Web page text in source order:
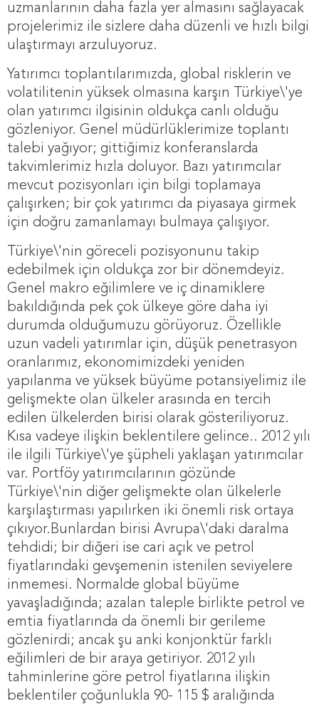
uzmanlarının daha fazla yer almasını sağlayacak
projelerimiz ile sizlere daha düzenli ve hızlı bilgi
ulaştırmayı arzuluyoruz.
Yatırımcı toplantılarımızda, global risklerin ve
volatilitenin yüksek olmasına karşın Türkiye\'ye
olan yatırımcı ilgisinin oldukça canlı olduğu
gözleniyor. Genel müdürlüklerimize toplantı
talebi yağıyor; gittiğimiz konferanslarda
takvimlerimiz hızla doluyor. Bazı yatırımcılar
mevcut pozisyonları için bilgi toplamaya
çalışırken; bir çok yatırımcı da piyasaya girmek
için doğru zamanlamayı bulmaya çalışıyor.
Türkiye\'nin göreceli pozisyonunu takip
edebilmek için oldukça zor bir dönemdeyiz.
Genel makro eğilimlere ve iç dinamiklere
bakıldığında pek çok ülkeye göre daha iyi
durumda olduğumuzu görüyoruz. Özellikle
uzun vadeli yatırımlar için, düşük penetrasyon
oranlarımız, ekonomimizdeki yeniden
yapılanma ve yüksek büyüme potansiyelimiz ile
gelişmekte olan ülkeler arasında en tercih
edilen ülkelerden birisi olarak gösteriliyoruz.
Kısa vadeye ilişkin beklentilere gelince.. 2012 yılı
ile ilgili Türkiye\'ye şüpheli yaklaşan yatırımcılar
var. Portföy yatırımcılarının gözünde
Türkiye\'nin diğer gelişmekte olan ülkelerle
karşılaştırması yapılırken iki önemli risk ortaya
çıkıyor.Bunlardan birisi Avrupa\'daki daralma
tehdidi; bir diğeri ise cari açık ve petrol
fiyatlarındaki gevşemenin istenilen seviyelere
inmemesi. Normalde global büyüme
yavaşladığında; azalan taleple birlikte petrol ve
emtia fiyatlarında da önemli bir gerileme
gözlenirdi; ancak şu anki konjonktür farklı
eğilimleri de bir araya getiriyor. 2012 yılı
tahminlerine göre petrol fiyatlarına ilişkin
beklentiler çoğunlukla 90- 115 $ aralığında